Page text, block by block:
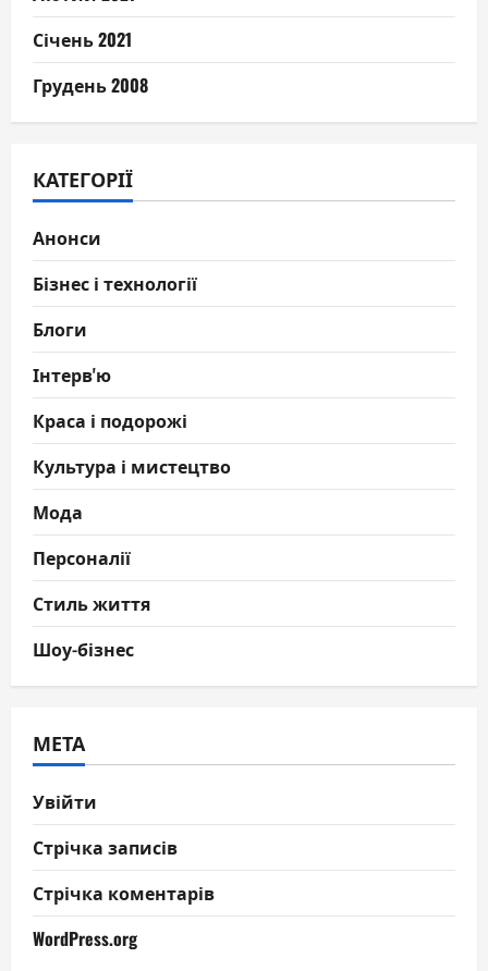
Січень 2021
Грудень 2008
КАТЕГОРІЇ
Анонси
Бізнес і технології
Блоги
Інтерв'ю
Краса і подорожі
Культура і мистецтво
Мода
Персоналії
Стиль життя
Шоу-бізнес
МЕТА
Увійти
Стрічка записів
Стрічка коментарів
WordPress.org